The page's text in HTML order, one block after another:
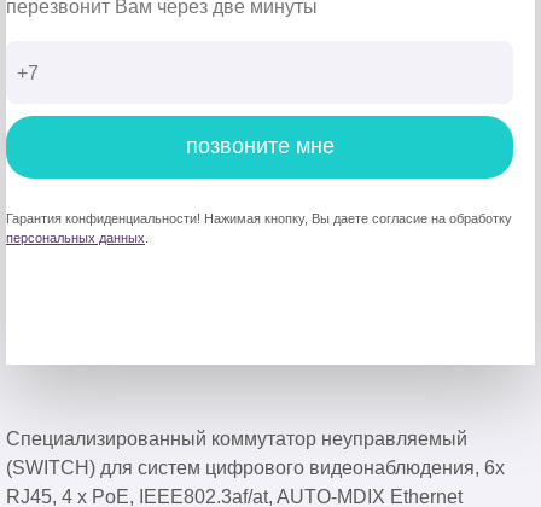
перезвонит Вам через две минуты
позвоните мне
Гарантия конфиденциальности! Нажимая кнопку, Вы даете согласие на обработку
персональных данных
Специализированный коммутатор неуправляемый
(SWITCH) для систем цифрового видеонаблюдения, 6x
RJ45, 4 x PoE, IEEE802.3af/at, AUTO-MDIX Ethernet